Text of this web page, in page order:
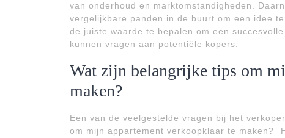
van onderhoud en marktomstandigheden.
vergelijkbare panden in de buurt om een idee
de juiste waarde te bepalen om een
kunnen vragen aan potentiële kopers.
Wat zijn belangrijke tips om
maken?
Een van de veelgestelde vragen bij het
om mijn appartement verkoopklaar te